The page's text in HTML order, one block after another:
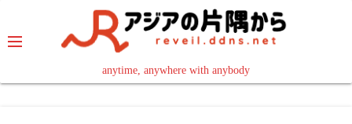
テ
anytime, anywhere with anybody
read in your language